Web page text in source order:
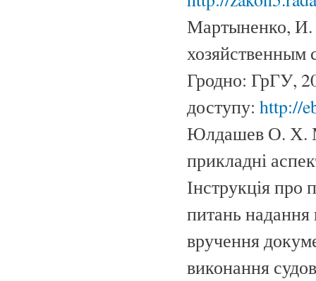
Мартыненко, И.
Гродно: ГрГУ,
доступу: http://
Юлдашев О. Х.
прикладні
Інструкція про
питань надання
вручення
виконання